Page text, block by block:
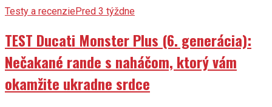
Testy a recenziePred 3 týždne
TEST Ducati Monster Plus (6. generácia):
Nečakané rande s naháčom, ktorý vám
okamžite ukradne srdce